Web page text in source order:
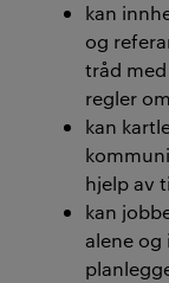
kan
og
tråd
regler
kan
hjelp av
kan
alene og